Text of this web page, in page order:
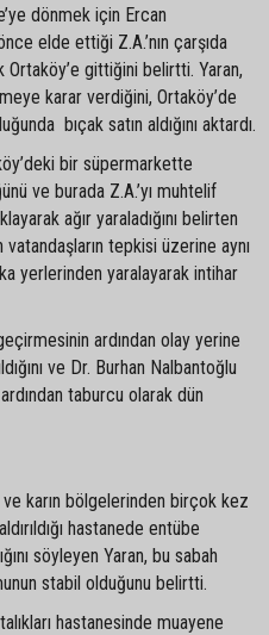
dönmek için Ercan
elde ettiği Z.A.’nın çarşıda
gittiğini belirtti. Yaran,
karar verdiğini, Ortaköy’de
bıçak satın aldığını aktardı.
bir süpermarkette
ve burada Z.A.’yı muhtelif
ağır yaraladığını belirten
vatandaşların tepkisi üzerine aynı
yerlerinden yaralayarak intihar
ardından olay yerine
ve Dr. Burhan Nalbantoğlu
taburcu olarak dün
ve karın bölgelerinden birçok kez
hastanede entübe
söyleyen Yaran, bu sabah
stabil olduğunu belirtti.
hastanesinde muayene